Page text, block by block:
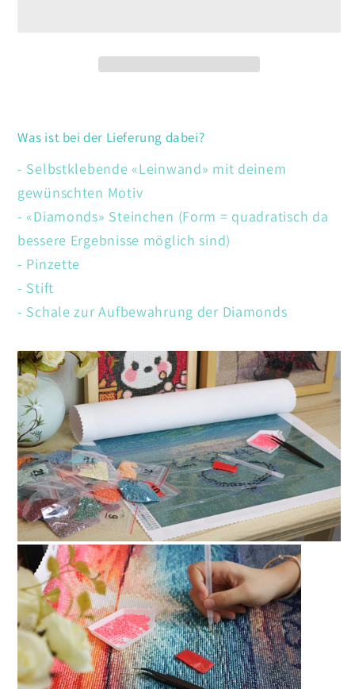
Was ist bei der Lieferung dabei?
- Selbstklebende «Leinwand» mit deinem
gewünschten Motiv
- «Diamonds» Steinchen (Form = quadratisch da
bessere Ergebnisse möglich sind)
- Pinzette
- Stift
- Schale zur Aufbewahrung der Diamonds